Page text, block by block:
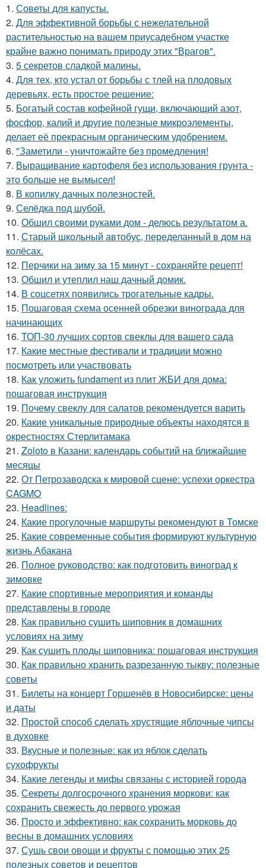
1. Советы для капусты.
2. Для эффективной борьбы с нежелательной
растительностью на вашем приусадебном участке
крайне важно понимать природу этих "Врагов".
3. 5 секретов сладкой малины.
4. Для тех, кто устал от борьбы с тлей на плодовых
деревьях, есть простое решение:
5. Богатый состав кофейной гущи, включающий азот,
фосфор, калий и другие полезные микроэлементы,
делает её прекрасным органическим удобрением.
6. "Заметили - уничтожайте без промедления!
7. Выращивание картофеля без использования грунта -
это больше не вымысел!
8. В копилку дачных полезностей.
9. Селёдка под шубой.
10. Обшил своими руками дом - делюсь результатом а.
11. Старый школьный автобус, переделанный в дом на
колёсах.
12. Перчики на зиму за 15 минут - сохраняйте рецепт!
13. Обшил и утеплил наш дачный домик.
14. В соцсетях появились трогательные кадры.
15. Пошаговая схема осенней обрезки винограда для
начинающих
16. ТОП-30 лучших сортов свеклы для вашего сада
17. Какие местные фестивали и традиции можно
посмотреть или участвовать
18. Как уложить fundament из плит ЖБИ для дома:
пошаговая инструкция
19. Почему свеклу для салатов рекомендуется варить
20. Какие уникальные природные объекты находятся в
окрестностях Стерлитамака
21. Zoloto в Казани: календарь событий на ближайшие
месяцы
22. От Петрозаводска к мировой сцене: успехи оркестра
CAGMO
23. Headlines:
24. Какие прогулочные маршруты рекомендуют в Томске
25. Какие современные события формируют культурную
жизнь Абакана
26. Полное руководство: как подготовить виноград к
зимовке
27. Какие спортивные мероприятия и команды
представлены в городе
28. Как правильно сушить шиповник в домашних
условиях на зиму
29. Как сушить плоды шиповника: пошаговая инструкция
30. Как правильно хранить разрезанную тыкву: полезные
советы
31. Билеты на концерт Горшенёв в Новосибирске: цены
и даты
32. Простой способ сделать хрустящие яблочные чипсы
в духовке
33. Вкусные и полезные: как из яблок сделать
сухофрукты
34. Какие легенды и мифы связаны с историей города
35. Секреты долгосрочного хранения моркови: как
сохранить свежесть до первого урожая
36. Просто и эффективно: как сохранить морковь до
весны в домашних условиях
37. Сушь свои овощи и фрукты с помощью этих 25
полезных советов и рецептов